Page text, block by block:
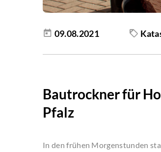
09.08.2021
Bautrockner für
Pfalz
In den frühen Morgenstunden